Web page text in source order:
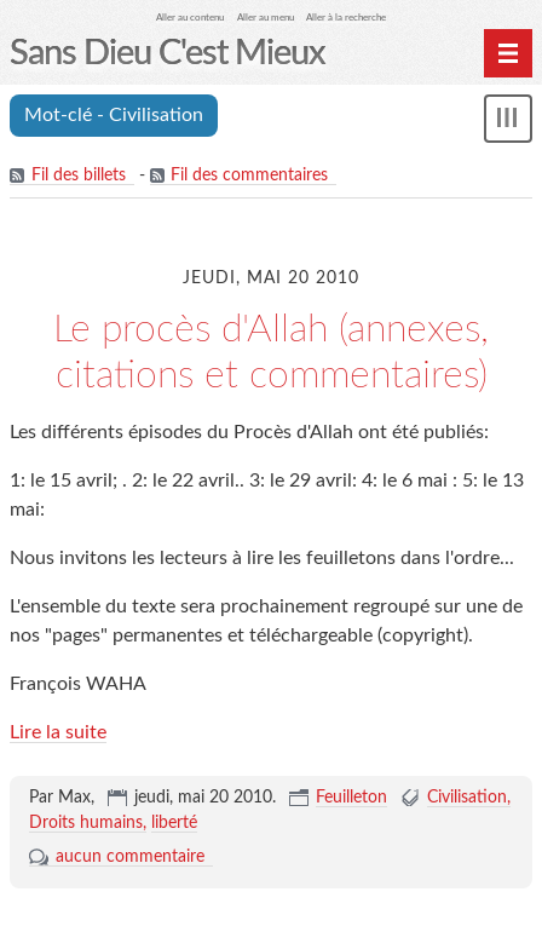
Aller au contenu Aller au menu Aller à la recherche
Sans Dieu C'est Mieux
Mot-clé - Civilisation
Fil des billets - Fil des commentaires
JEUDI, MAI 20 2010
Le procès d'Allah (annexes,
citations et commentaires)
Les différents épisodes du Procès d'Allah ont été publiés:
1: le 15 avril; . 2: le 22 avril.. 3: le 29 avril: 4: le 6 mai : 5: le 13
mai:
Nous invitons les lecteurs à lire les feuilletons dans l'ordre...
L'ensemble du texte sera prochainement regroupé sur une de
nos "pages" permanentes et téléchargeable (copyright).
François WAHA
Lire la suite
Par Max, jeudi, mai 20 2010. Feuilleton
Civilisation
Droits humains
liberté
aucun commentaire